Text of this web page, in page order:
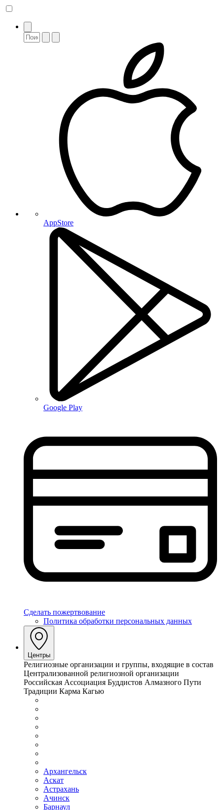
AppStore
Google Play
Сделать пожертвование
Политика обработки персональных данных
Центры
Религиозные организации и группы, входящие в состав
Централизованной религиозной организации
Российская Ассоциация Буддистов Алмазного Пути
Традиции Карма Кагью
Архангельск
Аскат
Астрахань
Ачинск
Барнаул